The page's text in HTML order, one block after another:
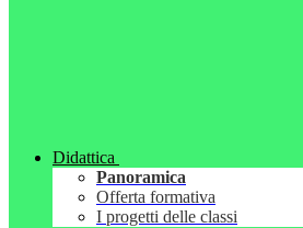
Didattica
Panoramica
Offerta formativa
I progetti delle classi